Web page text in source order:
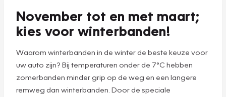
November tot en met maart;
kies voor winterbanden!
Waarom winterbanden in de winter de beste keuze voor
uw auto zijn? Bij temperaturen onder de 7°C hebben
zomerbanden minder grip op de weg en een langere
remweg dan winterbanden. Door de speciale